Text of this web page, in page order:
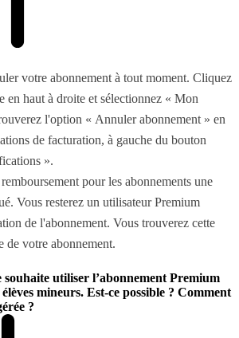
votre abonnement à tout moment. Cliquez
en haut à droite et sélectionnez « Mon
l'option « Annuler abonnement » en
de facturation, à gauche du bouton
».
pour les abonnements une
Vous resterez un utilisateur Premium
de l'abonnement. Vous trouverez cette
de votre abonnement.
souhaite utiliser l’abonnement Premium
élèves mineurs. Est-ce possible ? Comment
?